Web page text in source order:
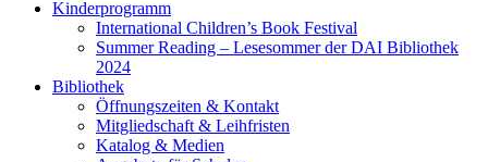
Kinderprogramm
International Children’s Book Festival
Summer Reading – Lesesommer der DAI Bibliothek
2024
Bibliothek
Öffnungszeiten & Kontakt
Mitgliedschaft & Leihfristen
Katalog & Medien